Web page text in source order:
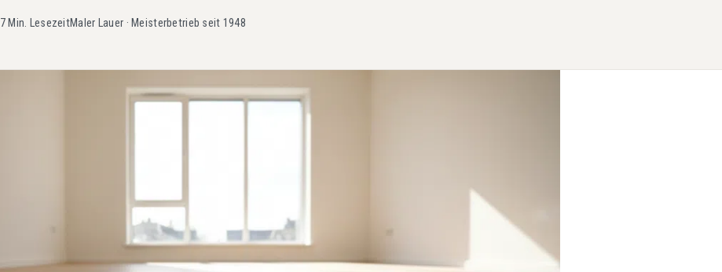
7 Min. LesezeitMaler Lauer · Meisterbetrieb seit 1948